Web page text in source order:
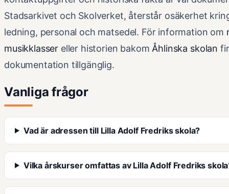
Stadsarkivet och Skolverket, återstår osäkerhet
ledning, personal och matsedel. För information om
musikklasser eller historien bakom Åhlinska skolan
dokumentation tillgänglig.
Vanliga frågor
Vad är adressen till Lilla Adolf Fredriks skola?
Vilka årskurser omfattas av Lilla Adolf Fredriks